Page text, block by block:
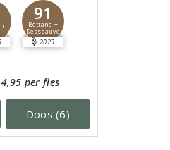
91
Bettane +
Desseauve
2023
per fles
Doos (6)